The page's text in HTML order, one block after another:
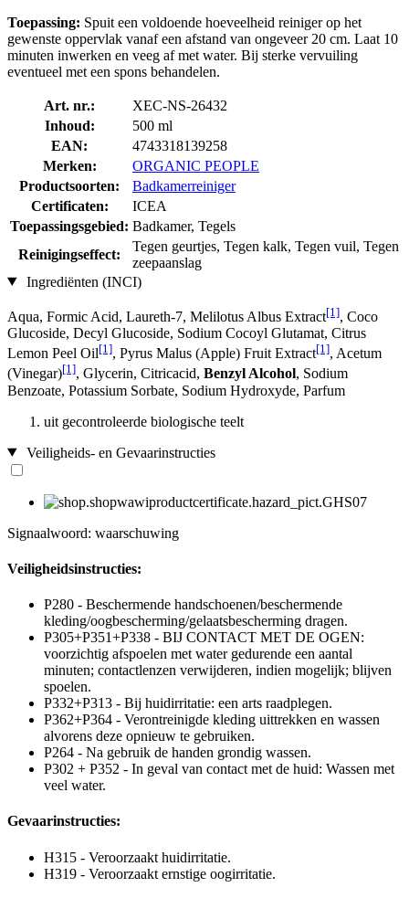
Toepassing: Spuit een voldoende hoeveelheid reiniger op het
gewenste oppervlak vanaf een afstand van ongeveer 20 cm. Laat 10
minuten inwerken en veeg af met water. Bij sterke vervuiling
eventueel met een spons behandelen.
Art. nr.:
XEC-NS-26432
Inhoud:
500 ml
EAN:
4743318139258
Merken:
ORGANIC PEOPLE
Productsoorten:
Badkamerreiniger
Certificaten:
ICEA
Toepassingsgebied: Badkamer, Tegels
Reinigingseffect:
Tegen geurtjes, Tegen kalk, Tegen vuil, Tegen
zeepaanslag
Ingrediënten (INCI)
Aqua, Formic Acid, Laureth-7, Melilotus Albus Extract[1], Coco
Glucoside, Decyl Glucoside, Sodium Cocoyl Glutamat, Citrus
Lemon Peel Oil[1], Pyrus Malus (Apple) Fruit Extract[1], Acetum
(Vinegar)[1], Glycerin, Citricacid, Benzyl Alcohol, Sodium
Benzoate, Potassium Sorbate, Sodium Hydroxyde, Parfum
uit gecontroleerde biologische teelt
Veiligheids- en Gevaarinstructies
Signaalwoord: waarschuwing
Veiligheidsinstructies:
P280 - Beschermende handschoenen/beschermende
kleding/oogbescherming/gelaatsbescherming dragen.
P305+P351+P338 - BIJ CONTACT MET DE OGEN:
voorzichtig afspoelen met water gedurende een aantal
minuten; contactlenzen verwijderen, indien mogelijk; blijven
spoelen.
P332+P313 - Bij huidirritatie: een arts raadplegen.
P362+P364 - Verontreinigde kleding uittrekken en wassen
alvorens deze opnieuw te gebruiken.
P264 - Na gebruik de handen grondig wassen.
P302 + P352 - In geval van contact met de huid: Wassen met
veel water.
Gevaarinstructies:
H315 - Veroorzaakt huidirritatie.
H319 - Veroorzaakt ernstige oogirritatie.